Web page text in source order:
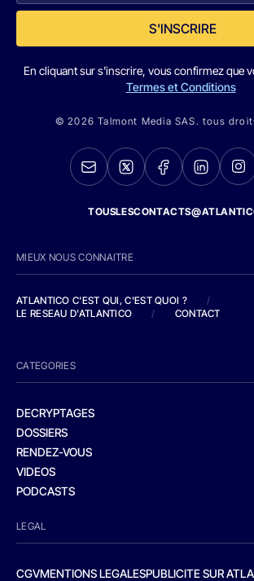
S'INSCRIRE
En cliquant sur s'inscrire, vous confirmez que
Termes et Conditions
© 2026 Talmont Media SAS. tous
MIEUX NOUS CONNAITRE
ATLANTICO C'EST QUI, C'EST QUOI ?
/
LE RESEAU D'ATLANTICO
/ CONTACT
CATEGORIES
DECRYPTAGES
DOSSIERS
RENDEZ-VOUS
VIDEOS
PODCASTS
LEGAL
CGVMENTIONS LEGALESPUBLICITE SUR